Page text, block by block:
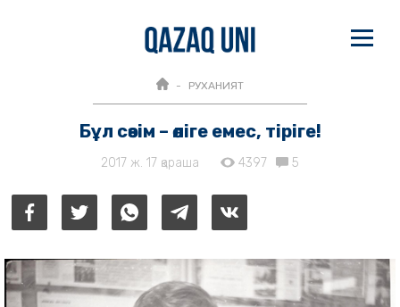
РУХАНИЯТ
Бұл сөзім – өліге емес, тіріге!
2017 ж. 17 қараша 4397 5